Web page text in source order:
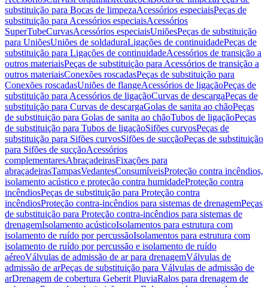
substituição para Bocas de limpezaAcessórios especiaisPeças de
substituição para Acessórios especiaisAcessórios
SuperTubeCurvasAcessórios especiaisUniõesPeças de substituição
para UniõesUniões de soldaduraLigações de continuidadePeças de
substituição para Ligações de continuidadeAcessórios de transição a
outros materiaisPeças de substituição para Acessórios de transição a
outros materiaisConexões roscadasPeças de substituição para
Conexões roscadasUniões de flangeAcessórios de ligaçãoPeças de
substituição para Acessórios de ligaçãoCurvas de descargaPeças de
substituição para Curvas de descargaGolas de sanita ao chãoPeças
de substituição para Golas de sanita ao chãoTubos de ligaçãoPeças
de substituição para Tubos de ligaçãoSifões curvosPeças de
substituição para Sifões curvosSifões de sucçãoPeças de substituição
para Sifões de sucçãoAcessórios
complementaresAbraçadeirasFixações para
abraçadeirasTampasVedantesConsumíveisProteção contra incêndios,
isolamento acústico e proteção contra humidadeProteção contra
incêndiosPeças de substituição para Proteção contra
incêndiosProteção contra-incêndios para sistemas de drenagemPeças
de substituição para Proteção contra-incêndios para sistemas de
drenagemIsolamento acústicoIsolamentos para estrutura com
isolamento de ruído por percussãoIsolamentos para estrutura com
isolamento de ruído por percussão e isolamento de ruído
aéreoVálvulas de admissão de ar para drenagemVálvulas de
admissão de arPeças de substituição para Válvulas de admissão de
arDrenagem de cobertura Geberit PluviaRalos para drenagem de